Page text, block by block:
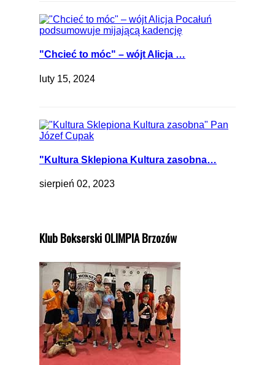
"Chcieć to móc" – wójt Alicja …
luty 15, 2024
"Kultura Sklepiona Kultura zasobna…
sierpień 02, 2023
Klub Bokserski OLIMPIA Brzozów